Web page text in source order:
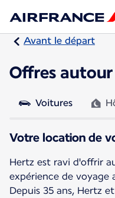
Avant le départ
Offres
Voitures
Votre location de
Hertz est ravi d'offrir
expérience de voyage
Depuis 35 ans, Hertz